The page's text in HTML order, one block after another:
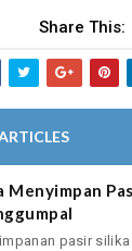
Share This:
Menyimpan
pasir